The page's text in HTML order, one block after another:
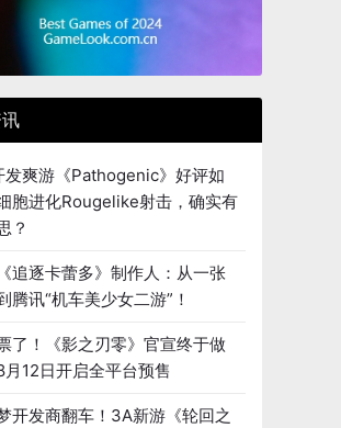
发爽游《Pathogenic》好评如
胞进化Rougelike射击，确实有
？
追逐卡蕾多》制作人：从一张
腾讯“机车美少女二游”！
了！《影之刃零》官宣终于做
月12日开启全平台预售
开发商翻车！3A新游《轮回之